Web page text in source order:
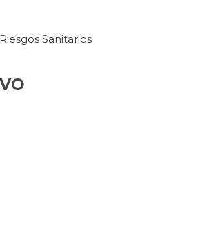
Sanitarios